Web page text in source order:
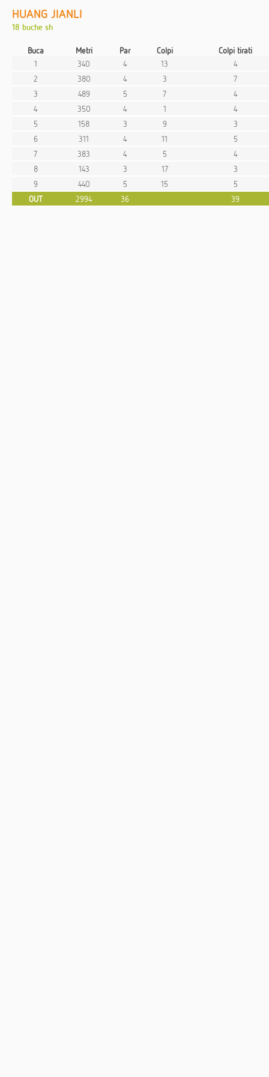
HUANG JIANLI
18 buche sh
Buca Metri Par Colpi
Colpi tirati
1
340 4 13
4
2
380 4 3
7
3
489 5 7
4
4
350 4 1
4
5
158 3 9
3
6
311 4 11
5
7
383 4 5
4
8
143 3 17
3
9
440 5 15
5
OUT
2994 36 39